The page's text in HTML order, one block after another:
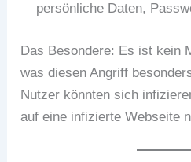
persönliche Daten,
Das Besondere: Es ist kein
was diesen Angriff
Nutzer könnten sich
auf eine infizierte Webseite